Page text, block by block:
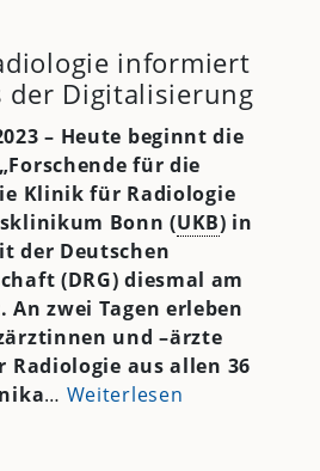
informiert
der Digitalisierung
– Heute beginnt die
für die
Klinik für Radiologie
Bonn (UKB) in
der Deutschen
(DRG) diesmal am
zwei Tagen erleben
und –ärzte
aus allen 36
… Weiterlesen